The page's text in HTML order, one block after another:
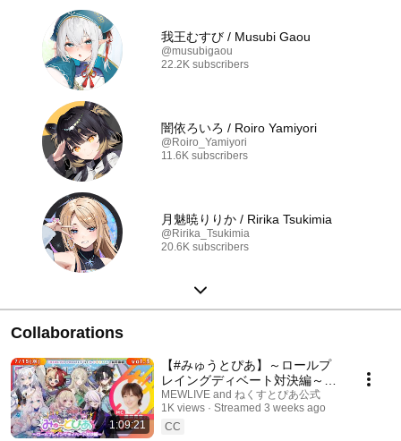
我王むすび / Musubi Gaou
@musubigaou
22.2K subscribers
闇依ろいろ / Roiro Yamiyori
@Roiro_Yamiyori
11.6K subscribers
月魅暁りりか / Ririka Tsukimia
@Ririka_Tsukimia
20.6K subscribers
Collaborations
1:09:21
【#みゅうとぴあ】～ロールプ
レイングディベート対決編～
【vol.3】#mewlive #ねくすとぴ
あ
MEWLIVE and ねくすとぴあ公式
1K views
Streamed 3 weeks ago
CC